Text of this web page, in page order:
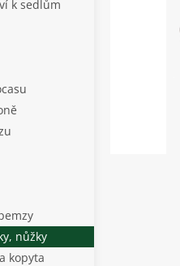
k sedlům
nůžky
kopyta